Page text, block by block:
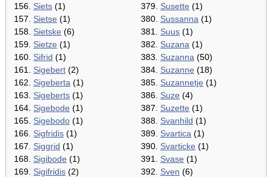
156. Siets (1)
157. Sietse (1)
158. Sietske (6)
159. Sietze (1)
160. Sifrid (1)
161. Sigebert (2)
162. Sigeberta (1)
163. Sigeberts (1)
164. Sigebode (1)
165. Sigebodo (1)
166. Sigfridis (1)
167. Siggrid (1)
168. Sigibode (1)
169. Sigifridis (2)
379. Susette (1)
380. Sussanna (1)
381. Suus (1)
382. Suzana (1)
383. Suzanna (50)
384. Suzanne (18)
385. Suzannetje (1)
386. Suze (4)
387. Suzette (1)
388. Svanhild (1)
389. Svartica (1)
390. Svarticke (1)
391. Svase (1)
392. Sven (6)